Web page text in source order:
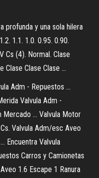
profunda y una sola hilera
1.1. 1.0. 0.95. 0.90.
Cs (4). Normal. Clase
Clase Clase Clase ...
Adm - Repuestos ...
Valvula Adm -
Mercado ... Valvula Motor
Valvula Adm/esc Aveo
Encuentra Valvula
Carros y Camionetas
1.6 Escape 1 Ranura